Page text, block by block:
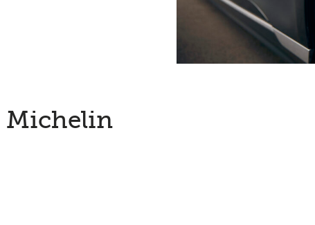
Michelin